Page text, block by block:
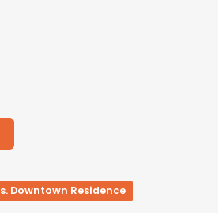
Downtown Residence